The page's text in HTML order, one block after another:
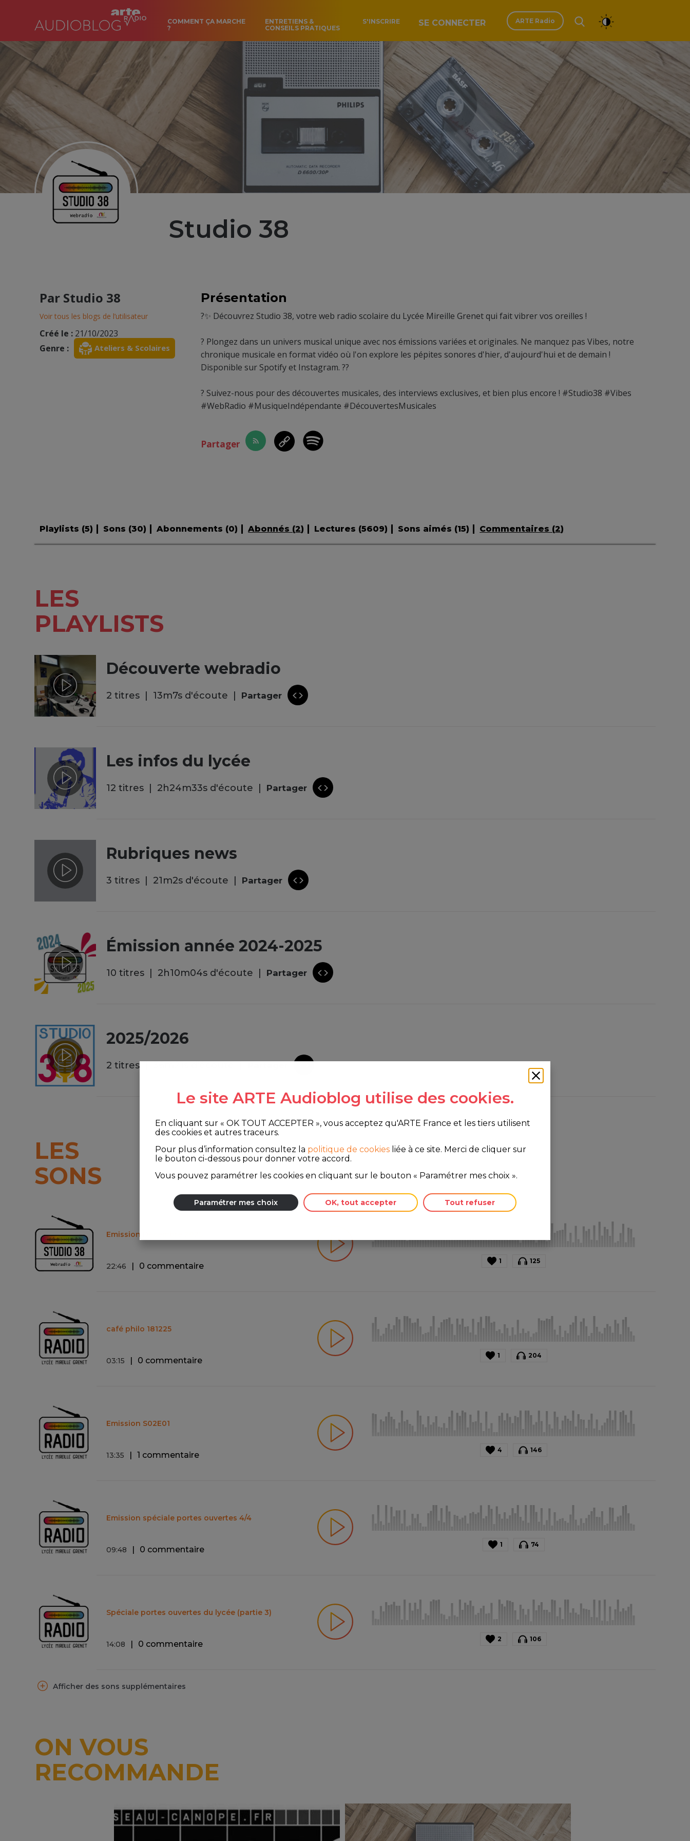
COMMENT ÇA MARCHE
?
ENTRETIENS &
CONSEILS PRATIQUES
S'INSCRIRE SE CONNECTER ARTE Radio
Studio 38
Par Studio 38
Voir tous les blogs de l’utilisateur
Créé le : 21/10/2023
Genre :
Ateliers & Scolaires
Présentation
?✨ Découvrez Studio 38, votre web radio scolaire du Lycée Mireille Grenet qui fait vibrer vos oreilles !
? Plongez dans un univers musical unique avec nos émissions variées et originales. Ne manquez pas Vibes, notre
chronique musicale en format vidéo où l'on explore les pépites sonores d'hier, d'aujourd'hui et de demain !
Disponible sur Spotify et Instagram. ??
? Suivez-nous pour des découvertes musicales, des interviews exclusives, et bien plus encore ! #Studio38 #Vibes
#WebRadio #MusiqueIndépendante #DécouvertesMusicales
Partager
Playlists (5) Sons (30) Abonnements (0) Abonnés (2) Lectures (5609) Sons aimés (15) Commentaires (2)
LES
PLAYLISTS
Découverte webradio
2 titres 13m7s d'écoute Partager
Les infos du lycée
12 titres 2h24m33s d'écoute Partager
Rubriques news
3 titres 21m2s d'écoute Partager
Émission année 2024-2025
10 titres 2h10m04s d'écoute Partager
2025/2026
2 titres
LES
SONS
Emission Décembre 2025
22:46 0 commentaire
1 125
café philo 181225
03:15 0 commentaire
1 204
Emission S02E01
13:35 1 commentaire
4 146
Emission spéciale portes ouvertes 4/4
09:48 0 commentaire
1 74
Spéciale portes ouvertes du lycée (partie 3)
14:08 0 commentaire
2 106
Afficher des sons supplémentaires
ON VOUS
RECOMMANDE
Le site ARTE Audioblog utilise des cookies.
En cliquant sur « OK TOUT ACCEPTER », vous acceptez qu'ARTE France et les tiers utilisent
des cookies et autres traceurs.
Pour plus d’information consultez la politique de cookies liée à ce site. Merci de cliquer sur
le bouton ci-dessous pour donner votre accord.
Vous pouvez paramétrer les cookies en cliquant sur le bouton « Paramétrer mes choix ».
Paramétrer mes choix OK, tout accepter Tout refuser